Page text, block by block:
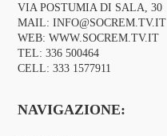
VIA POSTUMIA DI SALA, 30
MAIL:INFO@SOCREM.TV.IT
WEB:WWW.SOCREM.TV.IT
TEL:336 500464
CELL:333 1577911
NAVIGAZIONE: